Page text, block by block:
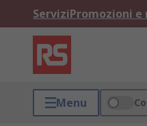
ServiziPromozioni e
Menu